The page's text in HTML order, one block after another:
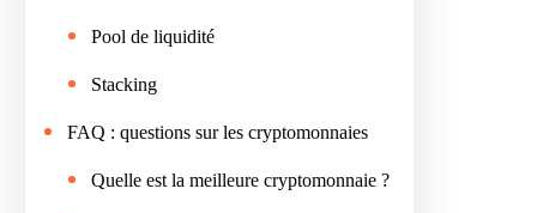
Pool de liquidité
Stacking
FAQ : questions sur les cryptomonnaies
Quelle est la meilleure cryptomonnaie ?